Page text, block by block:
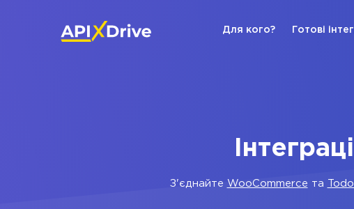
Для кого? Готові
З'єднайте WooCommerce та